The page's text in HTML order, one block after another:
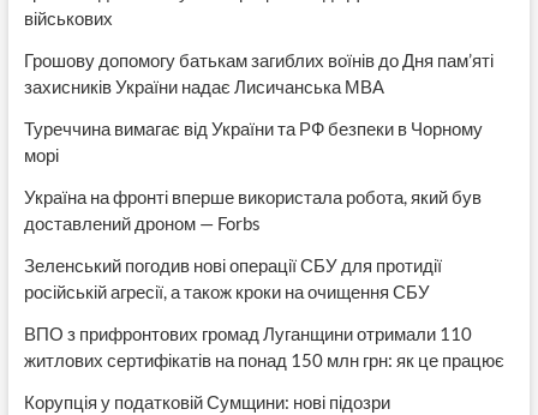
військових
Грошову допомогу батькам загиблих воїнів до Дня пам’яті
захисників України надає Лисичанська МВА
Туреччина вимагає від України та РФ безпеки в Чорному
морі
Україна на фронті вперше використала робота, який був
доставлений дроном — Forbs
Зеленський погодив нові операції СБУ для протидії
російській агресії, а також кроки на очищення СБУ
ВПО з прифронтових громад Луганщини отримали 110
житлових сертифікатів на понад 150 млн грн: як це працює
Корупція у податковій Сумщини: нові підозри